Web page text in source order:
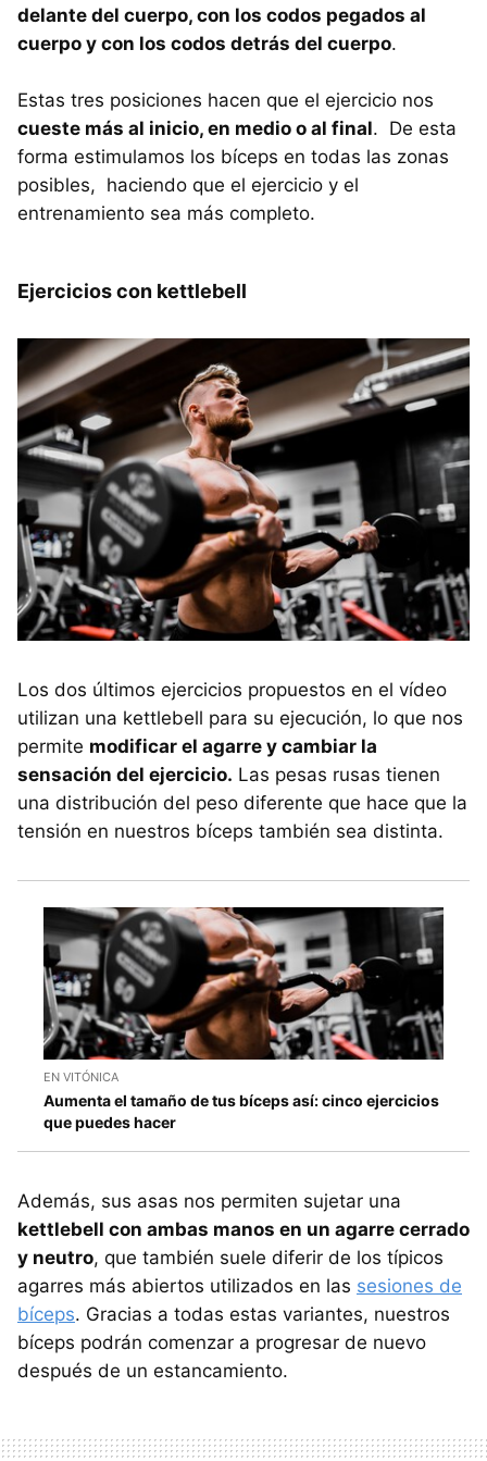
delante del cuerpo, con los codos pegados al
cuerpo y con los codos detrás del cuerpo.
Estas tres posiciones hacen que el ejercicio nos
cueste más al inicio, en medio o al final. De esta
forma estimulamos los bíceps en todas las zonas
posibles, haciendo que el ejercicio y el
entrenamiento sea más completo.
Ejercicios con kettlebell
Los dos últimos ejercicios propuestos en el vídeo
utilizan una kettlebell para su ejecución, lo que nos
permite modificar el agarre y cambiar la
sensación del ejercicio. Las pesas rusas tienen
una distribución del peso diferente que hace que la
tensión en nuestros bíceps también sea distinta.
EN VITÓNICA
Aumenta el tamaño de tus bíceps así: cinco ejercicios
que puedes hacer
Además, sus asas nos permiten sujetar una
kettlebell con ambas manos en un agarre cerrado
y neutro, que también suele diferir de los típicos
agarres más abiertos utilizados en las sesiones de
bíceps. Gracias a todas estas variantes, nuestros
bíceps podrán comenzar a progresar de nuevo
después de un estancamiento.